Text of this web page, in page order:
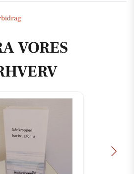
VORES